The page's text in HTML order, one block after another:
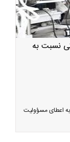
نسبت به
اعطای مسؤولیت